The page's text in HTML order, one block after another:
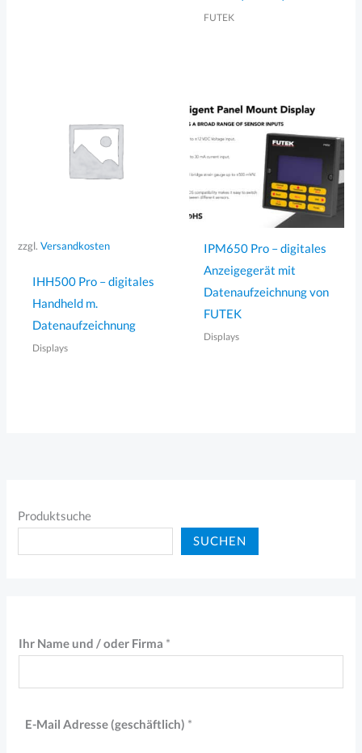
FUTEK
zzgl.Versandkosten
IHH500 Pro – digitales
Handheld m.
Datenaufzeichnung
Displays
IPM650 Pro – digitales
Anzeigegerät mit
Datenaufzeichnung von
FUTEK
Displays
Produktsuche
SUCHEN
i
Ihr Name und / oder Firma *
E-Mail Adresse (geschäftlich) *